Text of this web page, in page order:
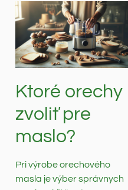
Ktoré orechy
zvoliť pre
maslo?
Pri výrobe orechového
masla je výber správnych